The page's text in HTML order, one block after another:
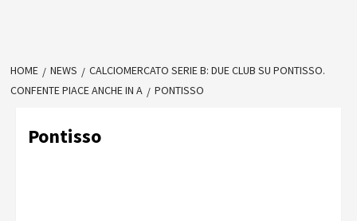
HOME NEWS
CALCIOMERCATO SERIE B: DUE CLUB SU PONTISSO.
CONFENTE PIACE ANCHE IN A
PONTISSO
Pontisso